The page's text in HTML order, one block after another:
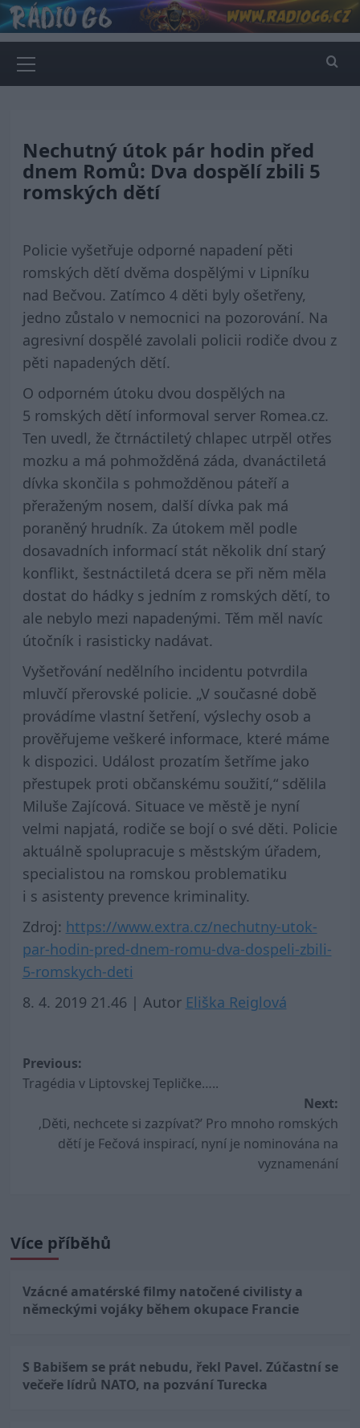
Skip
to
content
Menu
Nechutný útok pár hodin před
dnem Romů: Dva dospělí zbili 5
romských dětí
Policie vyšetřuje odporné napadení pěti
romských dětí dvěma dospělými v Lipníku
nad Bečvou. Zatímco 4 děti byly ošetřeny,
jedno zůstalo v nemocnici na pozorování. Na
agresivní dospělé zavolali policii rodiče dvou z
pěti napadených dětí.
O odporném útoku dvou dospělých na
5 romských dětí informoval server Romea.cz.
Ten uvedl, že čtrnáctiletý chlapec utrpěl otřes
mozku a má pohmožděná záda, dvanáctiletá
dívka skončila s pohmožděnou páteří a
přeraženým nosem, další dívka pak má
poraněný hrudník. Za útokem měl podle
dosavadních informací stát několik dní starý
konflikt, šestnáctiletá dcera se při něm měla
dostat do hádky s jedním z romských dětí, to
ale nebylo mezi napadenými. Těm měl navíc
útočník i rasisticky nadávat.
Vyšetřování nedělního incidentu potvrdila
mluvčí přerovské policie. „V současné době
provádíme vlastní šetření, výslechy osob a
prověřujeme veškeré informace, které máme
k dispozici. Událost prozatím šetříme jako
přestupek proti občanskému soužití,“ sdělila
Miluše Zajícová. Situace ve městě je nyní
velmi napjatá, rodiče se bojí o své děti. Policie
aktuálně spolupracuje s městským úřadem,
specialistou na romskou problematiku
i s asistenty prevence kriminality.
Zdroj: https://www.extra.cz/nechutny-utok-
par-hodin-pred-dnem-romu-dva-dospeli-zbili-
5-romskych-deti
8. 4. 2019 21.46 | Autor Eliška Reiglová
Post
navigation
Previous:
Tragédia v Liptovskej Tepličke…..
Next:
‚Děti, nechcete si zazpívat?’ Pro mnoho romských
dětí je Fečová inspirací, nyní je nominována na
vyznamenání
Více příběhů
Vzácné amatérské filmy natočené civilisty a
německými vojáky během okupace Francie
S Babišem se prát nebudu, řekl Pavel. Zúčastní se
večeře lídrů NATO, na pozvání Turecka